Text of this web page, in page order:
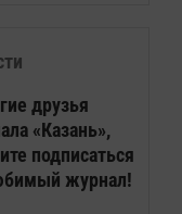
друзья
«Казань»,
подписаться
журнал!